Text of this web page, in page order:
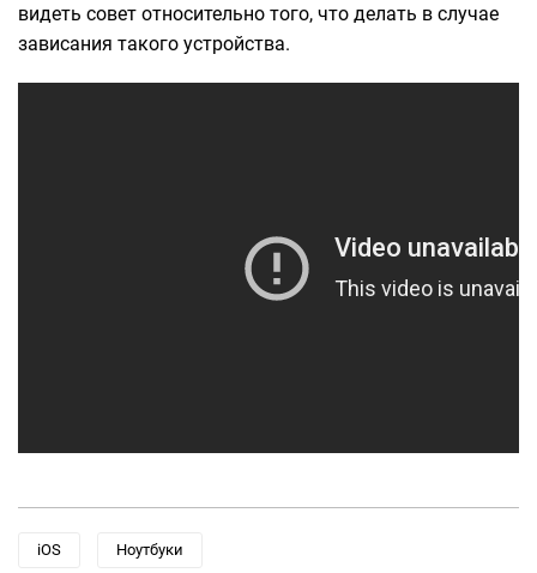
видеть совет относительно того, что делать в случае
зависания такого устройства.
iOS Ноутбуки